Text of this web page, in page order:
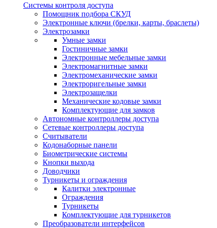
Системы контроля доступа
Помощник подбора СКУД
Электронные ключи (брелки, карты, браслеты)
Электрозамки
Умные замки
Гостиничные замки
Электронные мебельные замки
Электромагнитные замки
Электромеханические замки
Электроригельные замки
Электрозащелки
Механические кодовые замки
Комплектующие для замков
Автономные контроллеры доступа
Сетевые контроллеры доступа
Считыватели
Кодонаборные панели
Биометрические системы
Кнопки выхода
Доводчики
Турникеты и ограждения
Калитки электронные
Ограждения
Турникеты
Комплектующие для турникетов
Преобразователи интерфейсов